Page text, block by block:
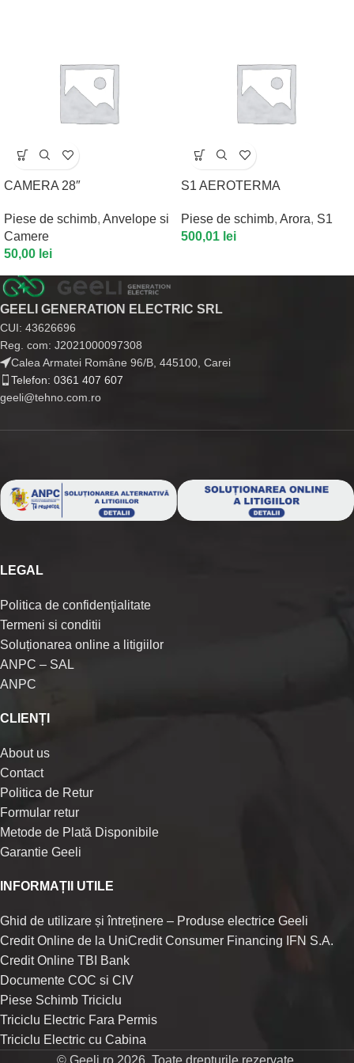
CAMERA 28″
Piese de schimb, Anvelope si
Camere
50,00 lei
S1 AEROTERMA
Piese de schimb, Arora, S1
500,01 lei
GEELI GENERATION ELECTRIC SRL
CUI: 43626696
Reg. com: J2021000097308
Calea Armatei Române 96/B, 445100, Carei
Telefon: 0361 407 607
geeli@tehno.com.ro
LEGAL
Politica de confidenţialitate
Termeni si conditii
Soluționarea online a litigiilor
ANPC – SAL
ANPC
CLIENȚI
About us
Contact
Politica de Retur
Formular retur
Metode de Plată Disponibile
Garantie Geeli
INFORMAȚII UTILE
Ghid de utilizare și întreținere – Produse electrice Geeli
Credit Online de la UniCredit Consumer Financing IFN S.A.
Credit Online TBI Bank
Documente COC si CIV
Piese Schimb Triciclu
Triciclu Electric Fara Permis
Triciclu Electric cu Cabina